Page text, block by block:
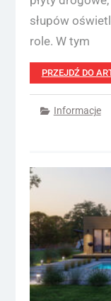
słupów
role. W tym
PRZEJDŹ DO
Informacje